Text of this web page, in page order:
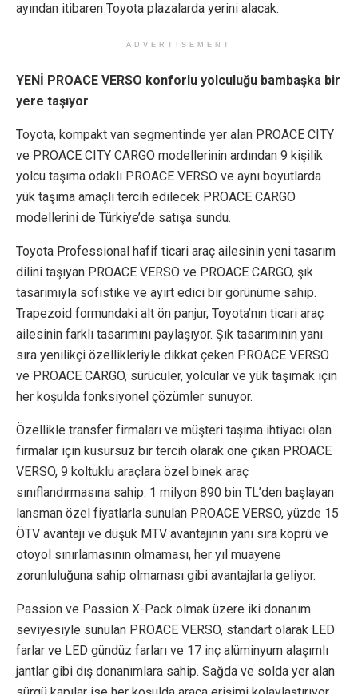
ayından itibaren Toyota plazalarda yerini alacak.
ADVERTISEMENT
YENİ PROACE VERSO konforlu yolculuğu bambaşka bir
yere taşıyor
Toyota, kompakt van segmentinde yer alan PROACE CITY
ve PROACE CITY CARGO modellerinin ardından 9 kişilik
yolcu taşıma odaklı PROACE VERSO ve aynı boyutlarda
yük taşıma amaçlı tercih edilecek PROACE CARGO
modellerini de Türkiye’de satışa sundu.
Toyota Professional hafif ticari araç ailesinin yeni tasarım
dilini taşıyan PROACE VERSO ve PROACE CARGO, şık
tasarımıyla sofistike ve ayırt edici bir görünüme sahip.
Trapezoid formundaki alt ön panjur, Toyota’nın ticari araç
ailesinin farklı tasarımını paylaşıyor. Şık tasarımının yanı
sıra yenilikçi özellikleriyle dikkat çeken PROACE VERSO
ve PROACE CARGO, sürücüler, yolcular ve yük taşımak için
her koşulda fonksiyonel çözümler sunuyor.
Özellikle transfer firmaları ve müşteri taşıma ihtiyacı olan
firmalar için kusursuz bir tercih olarak öne çıkan PROACE
VERSO, 9 koltuklu araçlara özel binek araç
sınıflandırmasına sahip. 1 milyon 890 bin TL’den başlayan
lansman özel fiyatlarla sunulan PROACE VERSO, yüzde 15
ÖTV avantajı ve düşük MTV avantajının yanı sıra köprü ve
otoyol sınırlamasının olmaması, her yıl muayene
zorunluluğuna sahip olmaması gibi avantajlarla geliyor.
Passion ve Passion X-Pack olmak üzere iki donanım
seviyesiyle sunulan PROACE VERSO, standart olarak LED
farlar ve LED gündüz farları ve 17 inç alüminyum alaşımlı
jantlar gibi dış donanımlara sahip. Sağda ve solda yer alan